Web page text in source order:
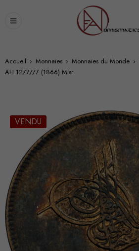
Accueil › Monnaies › Monnaies du Monde ›
AH 1277//7 (1866) Misr
VENDU